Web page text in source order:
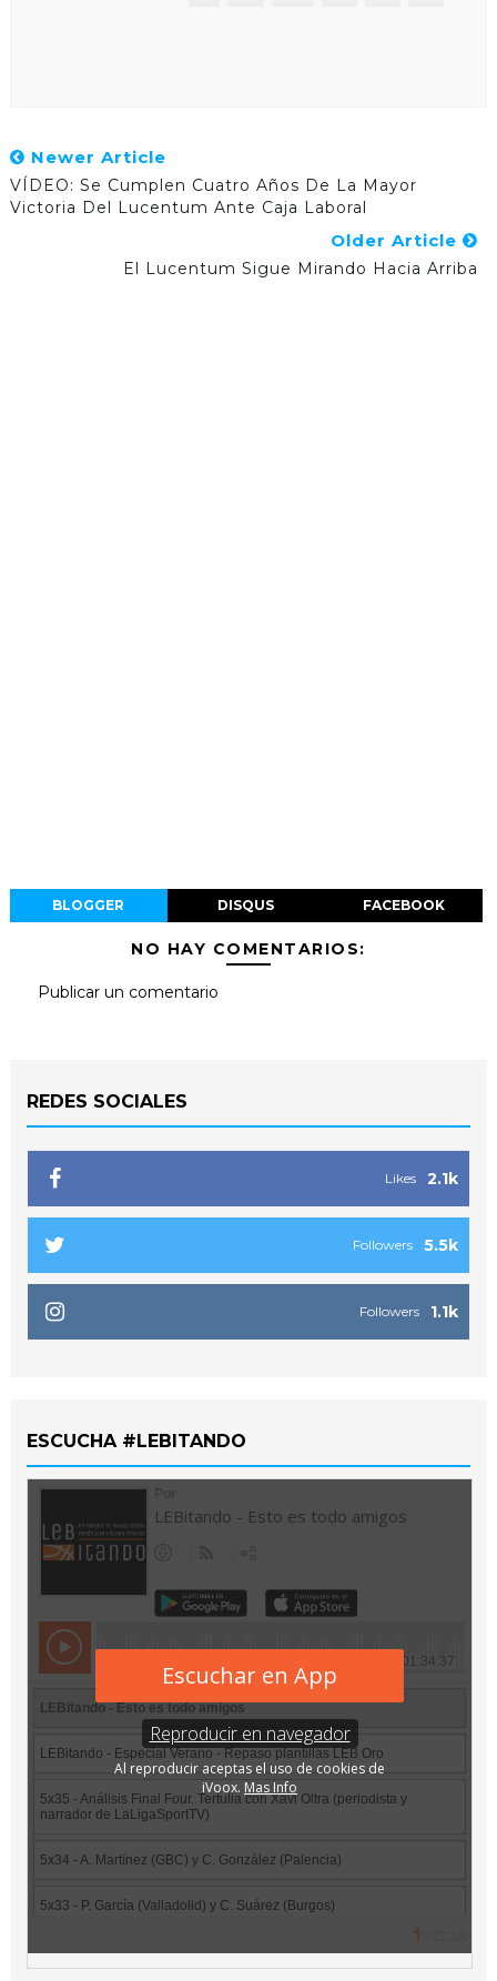
Newer Article
VÍDEO: Se Cumplen Cuatro Años De La Mayor
Victoria Del Lucentum Ante Caja Laboral
Older Article
El Lucentum Sigue Mirando Hacia Arriba
BLOGGER DISQUS FACEBOOK
NO HAY COMENTARIOS:
Publicar un comentario
REDES SOCIALES
2.1k
Likes
5.5k
Followers
1.1k
Followers
ESCUCHA #LEBITANDO